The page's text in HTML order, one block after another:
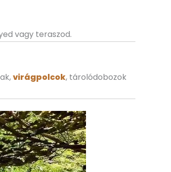
vagy teraszod.
virágpolcok, tárolódobozok